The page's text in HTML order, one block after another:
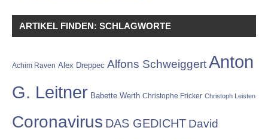
ARTIKEL FINDEN: SCHLAGWORTE
Achim Raven Alex Dreppec Alfons SchweiggertAnton
G. Leitner Babette Werth Christophe Fricker Christoph Leisten
Coronavirus DAS GEDICHT David